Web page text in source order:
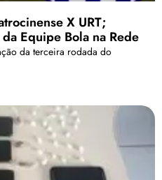
X URT;
Equipe Bola na Rede
da terceira rodada do